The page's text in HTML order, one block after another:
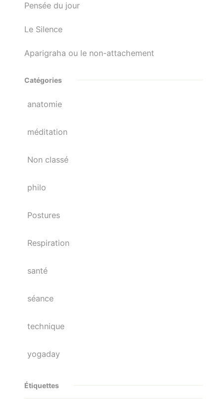
Pensée du jour
Le Silence
Aparigraha ou le non-attachement
Catégories
anatomie
méditation
Non classé
philo
Postures
Respiration
santé
séance
technique
yogaday
Étiquettes